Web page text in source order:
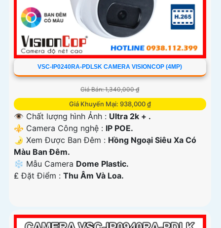
VSC-IP0240RA-PDLSK CAMERA VISIONCOP (4MP)
Giá Bán: 1,340,000 ₫
Giá Khuyến Mại: 938,000 ₫
👁 Chất lượng hình Ảnh : Ultra 2k + .
⚜️ Camera Công nghệ : IP POE.
🌛 Xem Được Ban Đêm : Hồng Ngoại Siêu Xa Có
Màu Ban Ðêm.
❄ Mẫu Camera Dome Plastic.
️₤ Đặt Điểm : Thu Âm Và Loa.